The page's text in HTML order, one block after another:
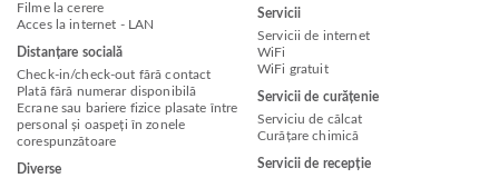
Filme la cerere
Acces la internet - LAN
Distanțare socială
Check-in/check-out fără contact
Plată fără numerar disponibilă
Ecrane sau bariere fizice plasate între
personal și oaspeți în zonele
corespunzătoare
Diverse
Servicii
Servicii de internet
WiFi
WiFi gratuit
Servicii de curățenie
Serviciu de călcat
Curățare chimică
Servicii de recepție